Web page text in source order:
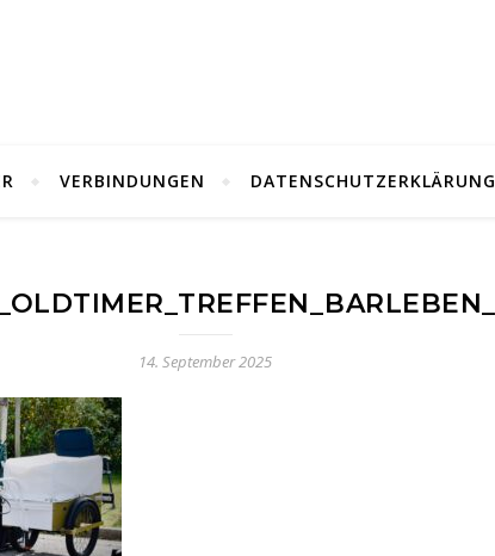
VERBINDUNGEN DATENSCHUTZERKLÄRUNG
14. September 2025